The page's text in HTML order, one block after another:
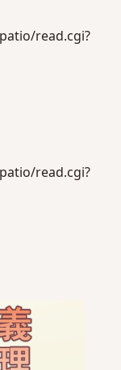
read.cgi?
read.cgi?